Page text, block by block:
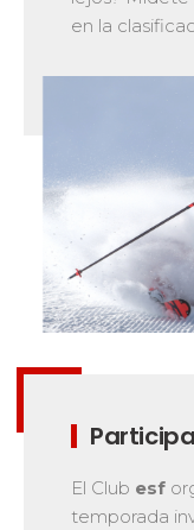
Vosgos 4
Niños y
Nuestras
La
75 años de
La seguridad
¡Una de nuestras
Presentación del
en la
El Club esf
temporada